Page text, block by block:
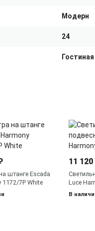
Модерн
24
Гостиная
штанге Escada
1172/7P White
11
Luce
В